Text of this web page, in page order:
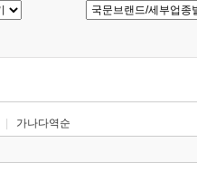
가나다역순